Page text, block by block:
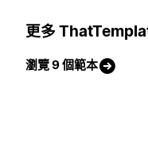
更多
瀏覽 9 個範本